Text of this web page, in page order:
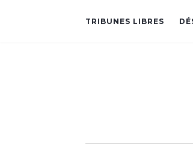
TRIBUNES LIBRES